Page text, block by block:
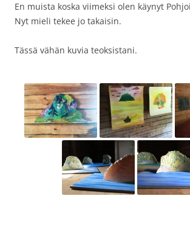
En muista koska viimeksi olen käynyt
Nyt mieli tekee jo takaisin.
Tässä vähän kuvia teoksistani.